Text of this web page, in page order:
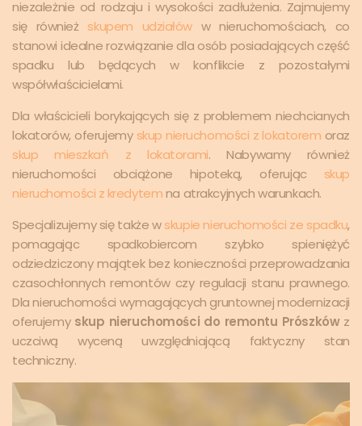
niezależnie od rodzaju i wysokości zadłużenia. Zajmujemy
się również skupem udziałóww nieruchomościach, co
stanowi idealne rozwiązanie dla osób posiadających część
spadku lub będących w konflikcie z pozostałymi
współwłaścicielami.
Dla właścicieli borykających się z problemem niechcianych
lokatorów, oferujemy skup nieruchomości z lokatorem oraz
skup mieszkań z lokatorami. Nabywamy również
nieruchomości obciążone hipoteką, oferując skup
nieruchomości z kredytem na atrakcyjnych warunkach.
Specjalizujemy się także wskupie nieruchomości ze spadku,
pomagając spadkobiercom szybko spieniężyć
odziedziczony majątek bez konieczności przeprowadzania
czasochłonnych remontów czy regulacji stanu prawnego.
Dla nieruchomości wymagających gruntownej modernizacji
oferujemy skup nieruchomości do remontu Prószkówz
uczciwą wyceną uwzględniającą faktyczny stan
techniczny.